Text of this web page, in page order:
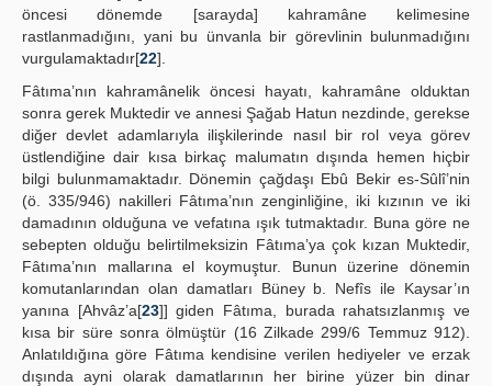
öncesi dönemde [sarayda] kahramâne kelimesine
rastlanmadığını, yani bu ünvanla bir görevlinin bulunmadığını
vurgulamaktadır[22].
Fâtıma’nın kahramânelik öncesi hayatı, kahramâne olduktan
sonra gerek Muktedir ve annesi Şağab Hatun nezdinde, gerekse
diğer devlet adamlarıyla ilişkilerinde nasıl bir rol veya görev
üstlendiğine dair kısa birkaç malumatın dışında hemen hiçbir
bilgi bulunmamaktadır. Dönemin çağdaşı Ebû Bekir es-Sûlî’nin
(ö. 335/946) nakilleri Fâtıma’nın zenginliğine, iki kızının ve iki
damadının olduğuna ve vefatına ışık tutmaktadır. Buna göre ne
sebepten olduğu belirtilmeksizin Fâtıma’ya çok kızan Muktedir,
Fâtıma’nın mallarına el koymuştur. Bunun üzerine dönemin
komutanlarından olan damatları Büney b. Nefîs ile Kaysar’ın
yanına [Ahvâz’a[23]] giden Fâtıma, burada rahatsızlanmış ve
kısa bir süre sonra ölmüştür (16 Zilkade 299/6 Temmuz 912).
Anlatıldığına göre Fâtıma kendisine verilen hediyeler ve erzak
dışında ayni olarak damatlarının her birine yüzer bin dinar